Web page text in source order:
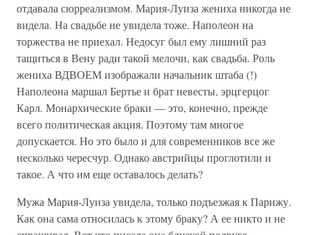
отдавала сюрреализмом. Мария-Луиза жениха никогда не
видела. На свадьбе не увидела тоже. Наполеон на
торжества не приехал. Недосуг был ему лишний раз
тащиться в Вену ради такой мелочи, как свадьба. Роль
жениха ВДВОЕМ изображали начальник штаба (!)
Наполеона маршал Бертье и брат невесты, эрцгерцог
Карл. Монархические браки — это, конечно, прежде
всего политическая акция. Поэтому там многое
допускается. Но это было и для современников все же
несколько чересчур. Однако австрийцы проглотили и
такое. А что им еще оставалось делать?
Мужа Мария-Луиза увидела, только подъезжая к Парижу.
Как она сама относилась к этому браку? А ее никто и не